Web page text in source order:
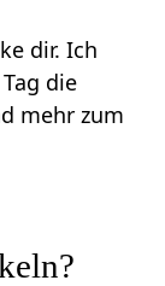
dir. Ich
die
mehr zum